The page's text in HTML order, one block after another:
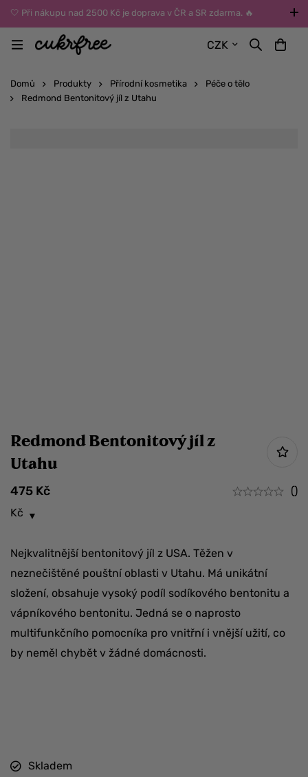
🤍 Při nákupu nad 2500 Kč je doprava v ČR a SR zdarma. 🔥
UPOZORNĚNÍ: Během léta vybírejte dopravu kurýrem nebo do Z-
BOXů umístěných uvnitř budov. Reklamace zboží způsobené
CZK
Domů Produkty Přírodní kosmetika
Péče o tělo
Redmond Bentonitový jíl z Utahu
Redmond Bentonitový jíl z
Utahu
475 Kč
()
Kč
Nejkvalitnější bentonitový jíl z USA. Těžen v
neznečištěné pouštní oblasti v Utahu. Má unikátní
složení, obsahuje vysoký podíl sodíkového bentonitu a
vápníkového bentonitu. Jedná se o naprosto
multifunkčního pomocníka pro vnitřní i vnější užití, co
by neměl chybět v žádné domácnosti.
Skladem